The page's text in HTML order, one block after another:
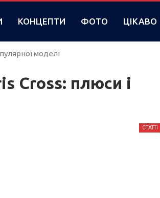
КОНЦЕПТИ ФОТО ЦІКАВО
моделі
Cross: плюси і
СТАТТІ